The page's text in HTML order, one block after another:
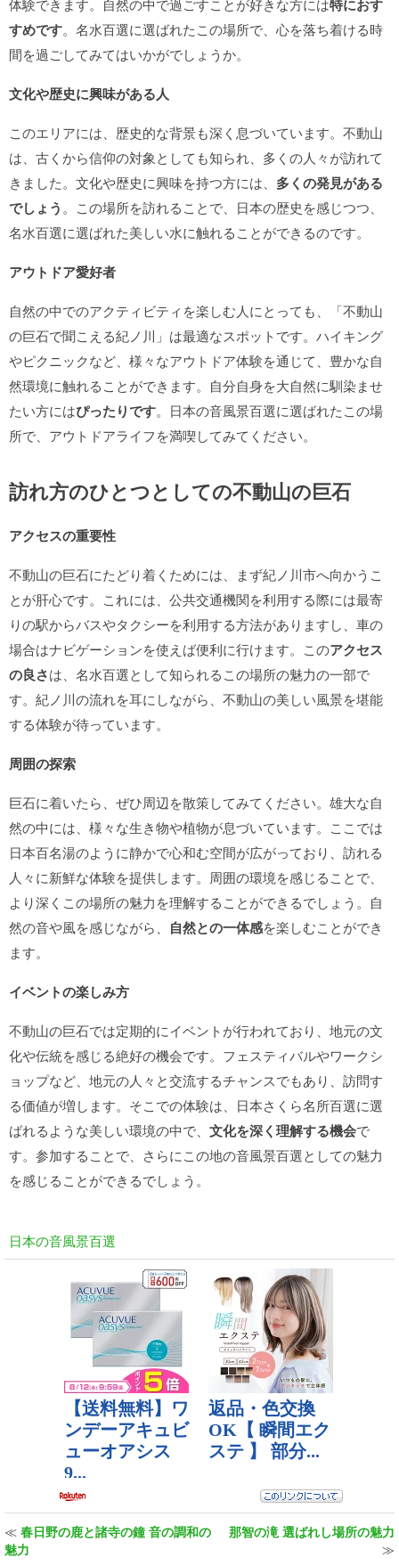
体験できます。自然の中で過ごすことが好きな方には特におす
すめです。名水百選に選ばれたこの場所で、心を落ち着ける時
間を過ごしてみてはいかがでしょうか。
文化や歴史に興味がある人
このエリアには、歴史的な背景も深く息づいています。不動山
は、古くから信仰の対象としても知られ、多くの人々が訪れて
きました。文化や歴史に興味を持つ方には、 多くの発見がある
でしょう 。この場所を訪れることで、日本の歴史を感じつつ、
名水百選に選ばれた美しい水に触れることができるのです。
アウトドア愛好者
自然の中でのアクティビティを楽しむ人にとっても、「不動山
の巨石で聞こえる紀ノ川」は最適なスポットです。ハイキング
やピクニックなど、様々なアウトドア体験を通じて、豊かな自
然環境に触れることができます。自分自身を大自然に馴染ませ
たい方にはぴったりです。日本の音風景百選に選ばれたこの場
所で、アウトドアライフを満喫してみてください。
訪れ方のひとつとしての不動山の巨石
アクセスの重要性
不動山の巨石にたどり着くためには、まず紀ノ川市へ向かうこ
とが肝心です。これには、公共交通機関を利用する際には最寄
りの駅からバスやタクシーを利用する方法がありますし、車の
場合はナビゲーションを使えば便利に行けます。このアクセス
の良さは、名水百選として知られるこの場所の魅力の一部で
す。紀ノ川の流れを耳にしながら、不動山の美しい風景を堪能
する体験が待っています。
周囲の探索
巨石に着いたら、ぜひ周辺を散策してみてください。雄大な自
然の中には、様々な生き物や植物が息づいています。ここでは
日本百名湯のように静かで心和む空間が広がっており、訪れる
人々に新鮮な体験を提供します。周囲の環境を感じることで、
より深くこの場所の魅力を理解することができるでしょう。自
然の音や風を感じながら、 自然との一体感を楽しむことができ
ます。
イベントの楽しみ方
不動山の巨石では定期的にイベントが行われており、地元の文
化や伝統を感じる絶好の機会です。フェスティバルやワークシ
ョップなど、地元の人々と交流するチャンスでもあり、訪問す
る価値が増します。そこでの体験は、日本さくら名所百選に選
ばれるような美しい環境の中で、 文化を深く理解する機会で
す。参加することで、さらにこの地の音風景百選としての魅力
を感じることができるでしょう。
日本の音風景百選
≪ 春日野の鹿と諸寺の鐘 音の調和の
魅力
那智の滝 選ばれし場所の魅力
≫